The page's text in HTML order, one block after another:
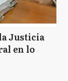
Justicia
en lo